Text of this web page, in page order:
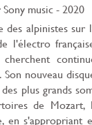
Sony music- 2020
des alpinistes sur
l'électro
nouveau
plus grands
de Mozart,
en s'appropriant